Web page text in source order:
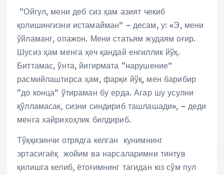
“Ойгул, мени деб сиз ҳам азият чекиб
қолишингизни истамайман” – десам, у: «Э, мени
ўйламанг, опажон. Мени статьям жудаям оғир.
Шусиз ҳам менга ҳеч қандай енгиллик йўқ.
Биттамас, ўнта, йигирмата “нарушение”
расмийлаштирса ҳам, фарқи йўқ, мен барибир
“до конца” ўтираман бу ерда. Агар шу усулни
қўлламасак, сизни синдириб ташлашади», – деди
менга хайрихоҳлик билдириб.
Тўққизинчи отрядга келган кунимнинг
эртасигаёқ жойим ва нарсаларимни тинтув
қилишга келиб, ётоғимнинг тагидан юз сўм пул